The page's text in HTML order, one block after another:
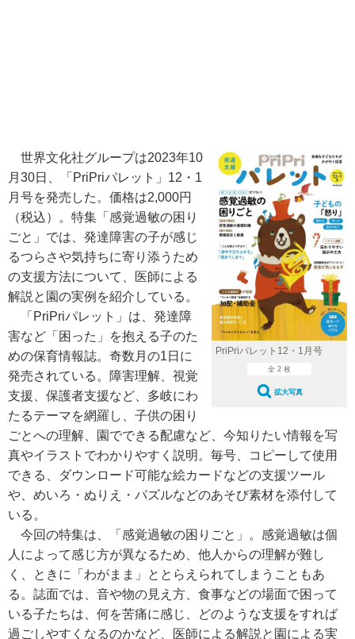
PriPriパレット12・1⽉号
全 2 枚
拡大写真
世界文化社グループは2023年10
⽉30⽇、「PriPriパレット」12・1
⽉号を発売した。価格は2,000円
（税込）。特集「感覚過敏の困り
ごと」では、発達障害の子が感じ
るつらさや気持ちに寄り添うため
の支援方法について、医師による
解説と園の実例を紹介している。
「PriPriパレット」は、発達障
害など「困った」を抱える子のた
めの保育情報誌。奇数月の1日に
発売されている。障害理解、視覚
支援、保護者支援など、多岐にわ
たるテーマを網羅し、子供の困り
ごとへの理解、園でできる配慮など、今知りたい情報を写
真やイラストでわかりやすく説明。毎号、コピーして使用
できる、ダウンロード可能な絵カードなどの支援ツール
や、めいろ・ぬりえ・パズルなどのあそび素材を添付して
いる。
今回の特集は、「感覚過敏の困りごと」。感覚過敏は個
人によって感じ方が異なるため、他人からの理解が難し
く、ときに「わがまま」ととらえられてしまうこともあ
る。誌面では、音や物の見え方、食事などの場面で困って
いる子たちは、何を苦痛に感じ、どのような支援をすれば
過ごしやすくなるのかなど、医師による解説と園による実